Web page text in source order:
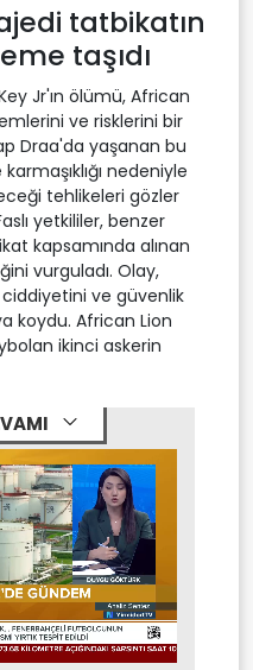
tatbikatın
taşıdı
Jr'ın ölümü, African
ve risklerini bir
Draa'da yaşanan bu
nedeniyle
tehlikeleri gözler
yetkililer, benzer
kapsamında alınan
vurguladı. Olay,
ciddiyetini ve güvenlik
koydu. African Lion
ikinci askerin